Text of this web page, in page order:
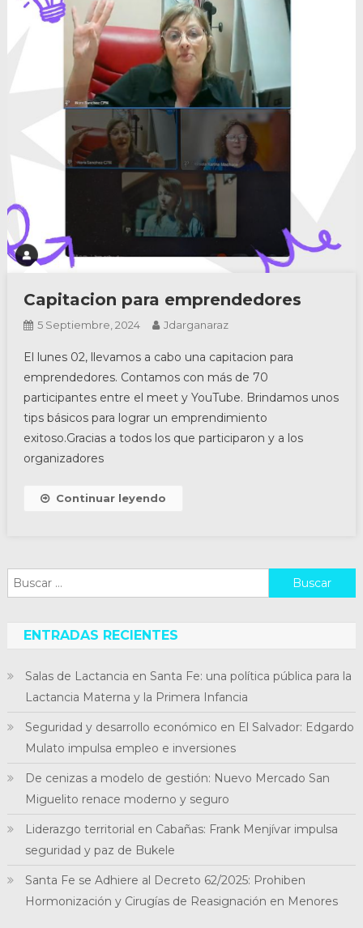
Capitacion para emprendedores
5 Septiembre, 2024 Jdarganaraz
El lunes 02, llevamos a cabo una capitacion para
emprendedores. Contamos con más de 70
participantes entre el meet y YouTube. Brindamos unos
tips básicos para lograr un emprendimiento
exitoso.Gracias a todos los que participaron y a los
organizadores
Continuar leyendo
Buscar:
ENTRADAS RECIENTES
Salas de Lactancia en Santa Fe: una política pública para la
Lactancia Materna y la Primera Infancia
Seguridad y desarrollo económico en El Salvador: Edgardo
Mulato impulsa empleo e inversiones
De cenizas a modelo de gestión: Nuevo Mercado San
Miguelito renace moderno y seguro
Liderazgo territorial en Cabañas: Frank Menjívar impulsa
seguridad y paz de Bukele
Santa Fe se Adhiere al Decreto 62/2025: Prohiben
Hormonización y Cirugías de Reasignación en Menores